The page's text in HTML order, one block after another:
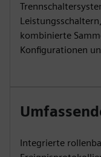
kombinierte
Konfigurationen
Integrierte